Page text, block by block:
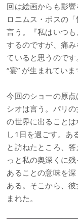
回は絵画からも影
ロニムス・ボスの
言う。『私はいつ
するのですが、痛
ていると思うので
“宴” が生まれていま
今回のショーの原
シオは言う。パリ
の世界に出ること
し1日を過ごす。あ
と訪ねたところ、
っと私の奥深くに
あることの意味を
ある。そこから、
まれた。